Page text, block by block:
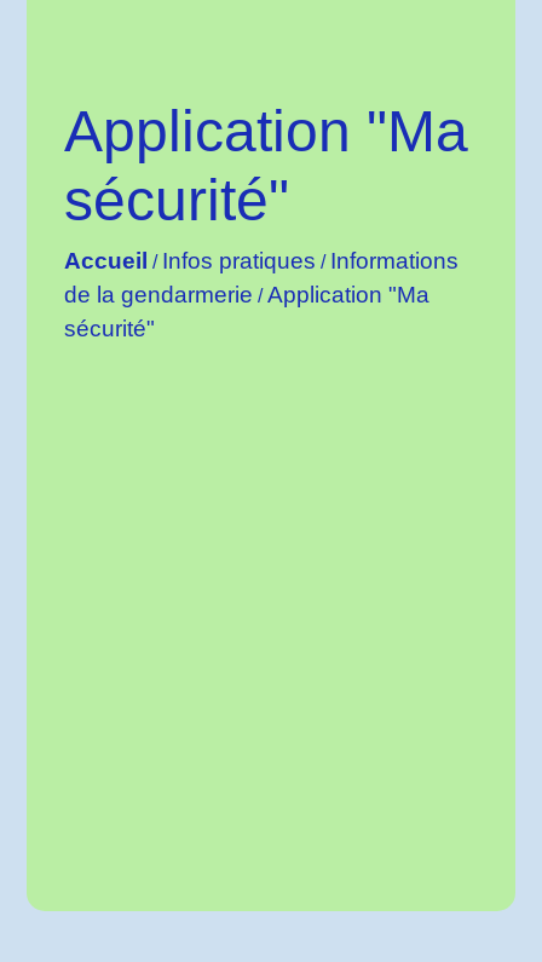
Application "Ma
sécurité"
Accueil / Infos pratiques / Informations
de la gendarmerie /Application "Ma
sécurité"